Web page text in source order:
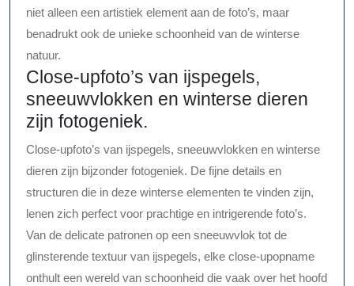
niet alleen een artistiek element aan de foto’s, maar
benadrukt ook de unieke schoonheid van de winterse
natuur.
Close-upfoto’s van ijspegels,
sneeuwvlokken en winterse dieren
zijn fotogeniek.
Close-upfoto’s van ijspegels, sneeuwvlokken en winterse
dieren zijn bijzonder fotogeniek. De fijne details en
structuren die in deze winterse elementen te vinden zijn,
lenen zich perfect voor prachtige en intrigerende foto’s.
Van de delicate patronen op een sneeuwvlok tot de
glinsterende textuur van ijspegels, elke close-upopname
onthult een wereld van schoonheid die vaak over het hoofd